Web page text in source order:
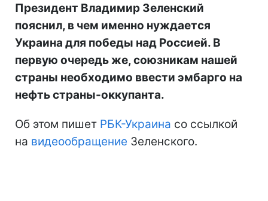
Президент Владимир Зеленский
пояснил, в чем именно нуждается
Украина для победы над Россией. В
первую очередь же, союзникам нашей
страны необходимо ввести эмбарго на
нефть страны-оккупанта.
Об этом пишет РБК-Украина со ссылкой
на видеообращение Зеленского.